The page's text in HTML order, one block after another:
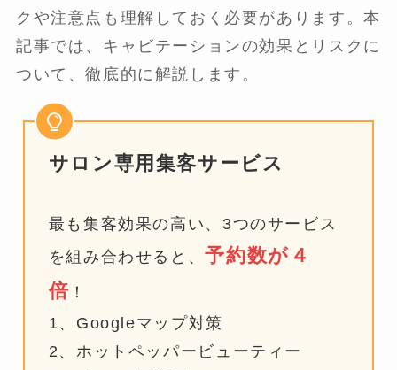
クや注意点も理解しておく必要があります。本
記事では、キャビテーションの効果とリスクに
ついて、徹底的に解説します。
サロン専用集客サービス
最も集客効果の高い、3つのサービス
を組み合わせると、予約数が４
倍 ！
1、Googleマップ対策
2、ホットペッパービューティー